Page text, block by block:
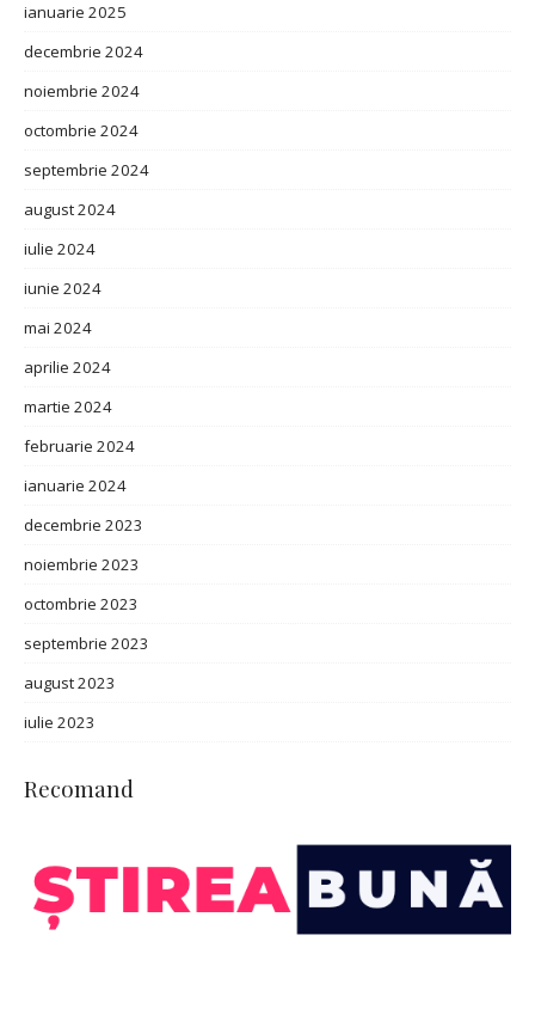
ianuarie 2025
decembrie 2024
noiembrie 2024
octombrie 2024
septembrie 2024
august 2024
iulie 2024
iunie 2024
mai 2024
aprilie 2024
martie 2024
februarie 2024
ianuarie 2024
decembrie 2023
noiembrie 2023
octombrie 2023
septembrie 2023
august 2023
iulie 2023
Recomand